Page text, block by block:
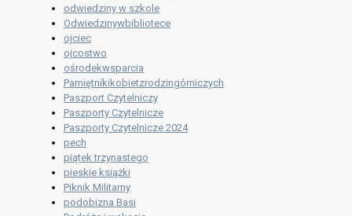
odwiedziny w szkole
Odwiedzinywbibliotece
ojciec
ojcostwo
ośrodekwsparcia
Pamiętnikikobietzrodzingórniczych
Paszport Czytelniczy
Paszporty Czytelnicze
Paszporty Czytelnicze 2024
pech
piątek trzynastego
pieskie książki
Piknik Militarny
podobizna Basi